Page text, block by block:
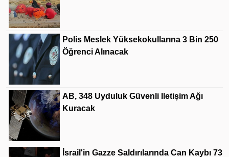
Polis Meslek Yüksekokullarına 3 Bin 250
Öğrenci Alınacak
AB, 348 Uyduluk Güvenli Iletişim Ağı
Kuracak
İsrail'in Gazze Saldırılarında Can Kaybı 73